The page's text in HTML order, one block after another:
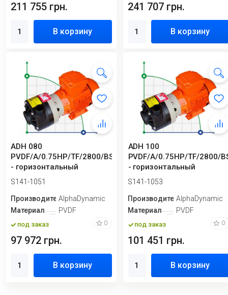
211 755 грн.
В корзину
241 707 грн.
В корзину
ADH 080
PVDF/A/0.75HP/TF/2800/BSP
- горизонтальный
центробежный насос
S141-1051
ПроизводительAlphaDynamic
Материал
PVDF
под заказ 0
97 972 грн.
В корзину
ADH 100
PVDF/A/0.75HP/TF/2800/
- горизонтальный
центробежный насос
S141-1053
ПроизводительAlphaDynamic
Материал
PVDF
под заказ 0
101 451 грн.
В корзину